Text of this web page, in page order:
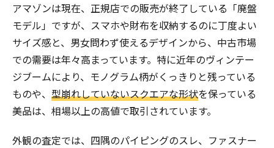
アマゾンは現在、正規店での販売が終了している「廃盤
モデル」ですが、スマホや財布を収納するのに丁度よい
サイズ感と、男女問わず使えるデザインから、中古市場
での需要は年々高まっています。特に近年のヴィンテー
ジブームにより、モノグラム柄がくっきりと残っている
ものや、 型崩れしていないスクエアな形状を保っている
美品は、相場以上の高値で取引されています。
外観の査定では、四隅のパイピングのスレ、ファスナー